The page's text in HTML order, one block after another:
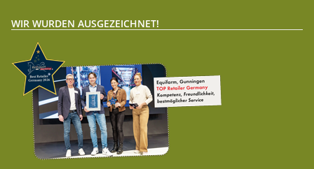
WIR WURDEN AUSGEZEICHNET!